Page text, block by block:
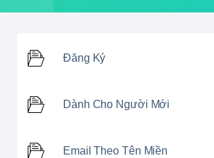
Đăng Ký
Dành Cho Người Mới
Email Theo Tên Miền